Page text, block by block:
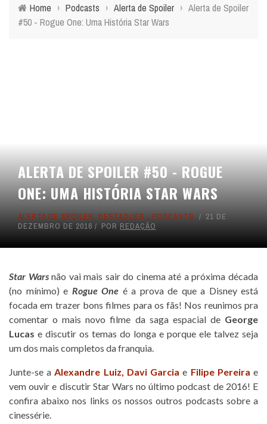
Home › Podcasts › Alerta de Spoiler › Alerta de Spoiler
#50 - Rogue One: Uma História Star Wars
ALERTA DE SPOILER #50 - ROGUE
ONE: UMA HISTÓRIA STAR WARS
ALERTA DE SPOILER, DESTAQUES , PODCASTS
21 DE
DEZEMBRO DE 2016
POR REDAÇÃO
Star Wars não vai mais sair do cinema até a próxima década
(no mínimo) e Rogue One é a prova de que a Disney está
focada em trazer bons filmes para os fãs! Nos reunimos pra
comentar o mais novo filme da saga espacial de George
Lucas e discutir os temas do longa e porque ele talvez seja
um dos mais completos da franquia.
Junte-se aAlexandre Luiz, Davi Garcia e Filipe Pereira e
vem ouvir e discutir Star Wars no último podcast de 2016! E
confira abaixo nos links os nossos outros podcasts sobre a
cinessérie.